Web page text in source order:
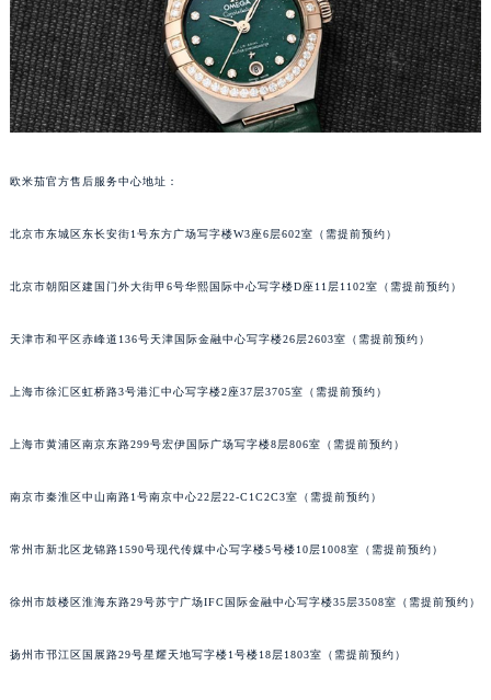
欧米茄官方售后服务中心地址：
北京市东城区东长安街1号东方广场写字楼W3座6层602室（需提前预约）
北京市朝阳区建国门外大街甲6号华熙国际中心写字楼D座11层1102室（需提前预约）
天津市和平区赤峰道136号天津国际金融中心写字楼26层2603室（需提前预约）
上海市徐汇区虹桥路3号港汇中心写字楼2座37层3705室（需提前预约）
上海市黄浦区南京东路299号宏伊国际广场写字楼8层806室（需提前预约）
南京市秦淮区中山南路1号南京中心22层22-C1C2C3室（需提前预约）
常州市新北区龙锦路1590号现代传媒中心写字楼5号楼10层1008室（需提前预约）
徐州市鼓楼区淮海东路29号苏宁广场IFC国际金融中心写字楼35层3508室（需提前预约）
扬州市邗江区国展路29号星耀天地写字楼1号楼18层1803室（需提前预约）